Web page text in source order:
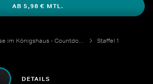
AB 5,98 € MTL.
Krise im Königshaus - Countdown zur Abdankung
Staffel 1
DETAILS